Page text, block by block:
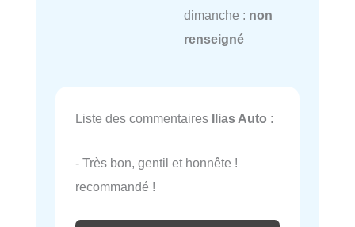
dimanche : non
renseigné
Liste des commentaires Ilias Auto :
- Très bon, gentil et honnête !
recommandé !